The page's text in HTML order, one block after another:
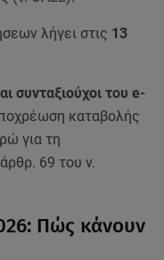
λήγει στις 13
συνταξιούχοι του e-
καταβολής
για τη
69 του ν.
Πώς κάνουν